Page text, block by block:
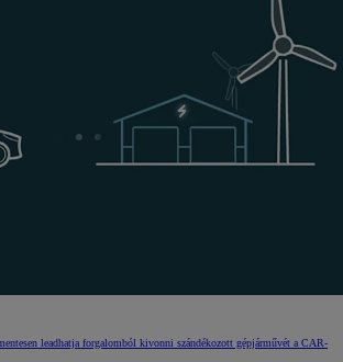
leadhatja forgalomból kivonni szándékozott gépjárművét a CAR-